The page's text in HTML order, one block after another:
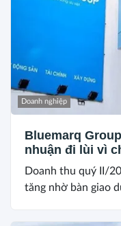
Doanh nghiệp
Bluemarq
nhuận đi lùi vì
Doanh thu quý II/
tăng nhờ bàn giao